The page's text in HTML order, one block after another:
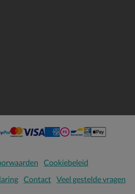
Cookiebeleid
Contact Veel gestelde vragen